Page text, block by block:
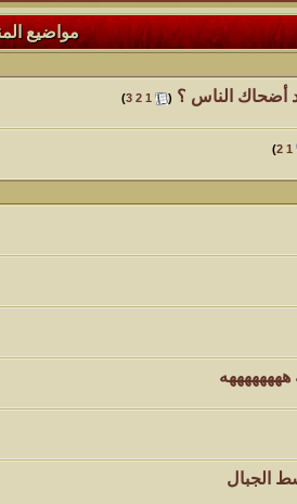
الفريق البحث الى الأسلآم ܓܨ
مواضيع
أضحاك الناس ؟ (
1
2
3
)
1
2
)
الجبال